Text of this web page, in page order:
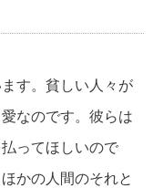
す。貧しい人々が
なのです。彼らは
ってほしいので
かの人間のそれと